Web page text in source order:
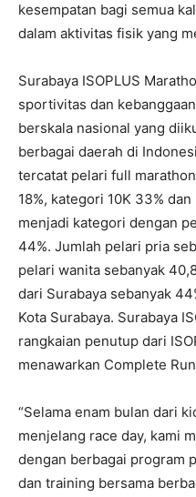
kesempatan bagi semua
dalam aktivitas fisik yang
Surabaya ISOPLUS
sportivitas dan
berskala nasional yang
berbagai daerah di
tercatat pelari full
18%, kategori 10K 33%
menjadi kategori dengan
44%. Jumlah pelari pria
pelari wanita sebanyak
dari Surabaya sebanyak
Kota Surabaya. Surabaya
rangkaian penutup dari
menawarkan Complete
“Selama enam bulan dari
menjelang race day, kami
dengan berbagai program
dan training bersama